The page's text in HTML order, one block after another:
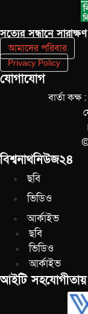
সত‌্যের সন্ধানে সারাক্ষণ
আমাদের পরিবার
Privacy Policy
যোগাযোগ
বার্তা কক্ষ
©
বিশ্বনাথনিউজ২৪
ছবি
ভিডিও
আর্কাইভ
ছবি
ভিডিও
আর্কাইভ
আইটি সহযোগীতায়